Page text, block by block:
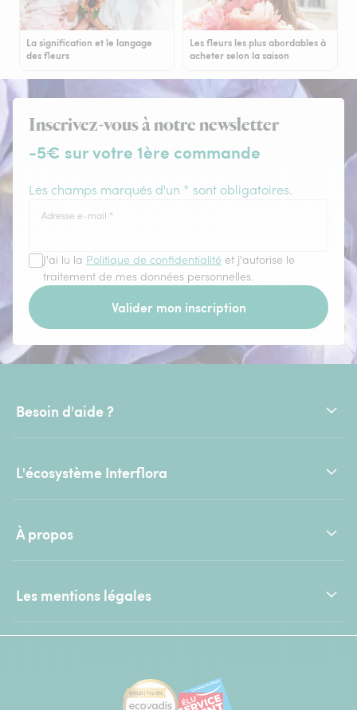
La signification et le langage
des fleurs
Les fleurs les plus abordables à
acheter selon la saison
Inscrivez-vous à notre newsletter
-5€ sur votre 1ère commande
Les champs marqués d'un * sont obligatoires.
Adresse e-mail *
J'ai lu la Politique de confidentialité et j'autorise le
traitement de mes données personnelles.
Valider mon inscription
Besoin d'aide ?
L'écosystème Interflora
À propos
Les mentions légales